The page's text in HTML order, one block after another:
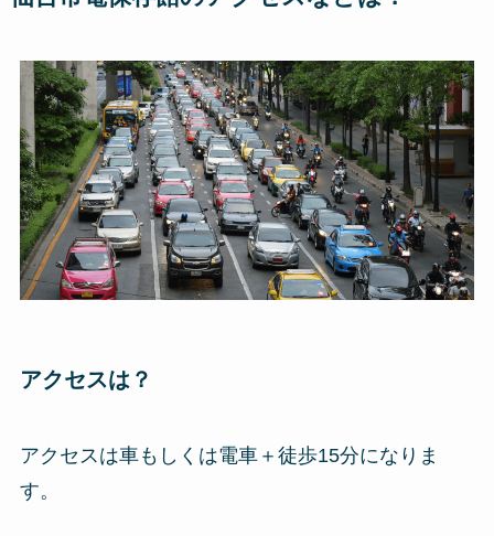
アクセスは？
アクセスは車もしくは電車＋徒歩15分になりま
す。